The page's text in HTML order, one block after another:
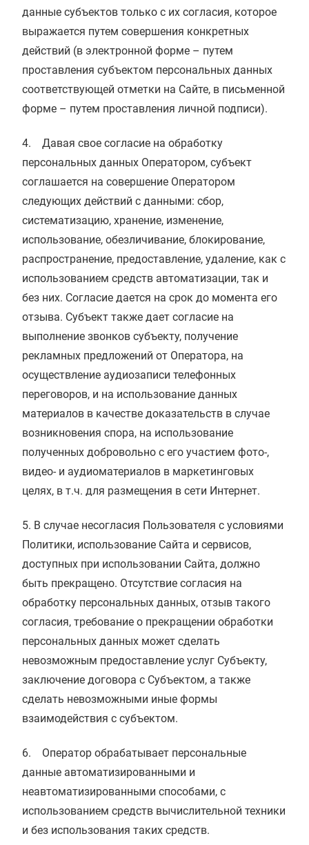
данные субъектов только с их согласия, которое
выражается путем совершения конкретных
действий (в электронной форме – путем
проставления субъектом персональных данных
соответствующей отметки на Сайте, в письменной
форме – путем проставления личной подписи).
4. Давая свое согласие на обработку
персональных данных Оператором, субъект
соглашается на совершение Оператором
следующих действий с данными: сбор,
систематизацию, хранение, изменение,
использование, обезличивание, блокирование,
распространение, предоставление, удаление, как с
использованием средств автоматизации, так и
без них. Согласие дается на срок до момента его
отзыва. Субъект также дает согласие на
выполнение звонков субъекту, получение
рекламных предложений от Оператора, на
осуществление аудиозаписи телефонных
переговоров, и на использование данных
материалов в качестве доказательств в случае
возникновения спора, на использование
полученных добровольно с его участием фото-,
видео- и аудиоматериалов в маркетинговых
целях, в т.ч. для размещения в сети Интернет.
5. В случае несогласия Пользователя с условиями
Политики, использование Сайта и сервисов,
доступных при использовании Сайта, должно
быть прекращено. Отсутствие согласия на
обработку персональных данных, отзыв такого
согласия, требование о прекращении обработки
персональных данных может сделать
невозможным предоставление услуг Субъекту,
заключение договора с Субъектом, а также
сделать невозможными иные формы
взаимодействия с субъектом.
6. Оператор обрабатывает персональные
данные автоматизированными и
неавтоматизированными способами, с
использованием средств вычислительной техники
и без использования таких средств.